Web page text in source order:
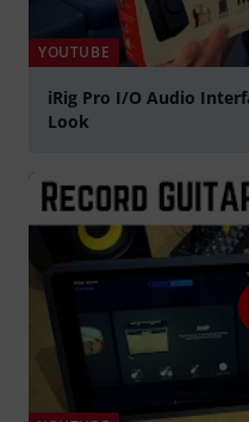
YOUTUBE
iRig Pro I/O Audio
Look